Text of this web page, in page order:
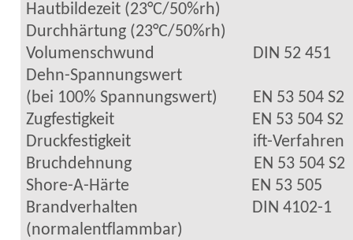
Hautbildezeit (23°C/50%rh)
Durchhärtung (23°C/50%rh)
Volumenschwund
DIN 52 451
Dehn-Spannungswert
(bei 100% Spannungswert)
EN 53 504 S2
Zugfestigkeit
EN 53 504 S2
Druckfestigkeit
ift-Verfahren
Bruchdehnung
EN 53 504 S2
Shore-A-Härte
EN 53 505
Brandverhalten
DIN 4102-1
(normalentflammbar)